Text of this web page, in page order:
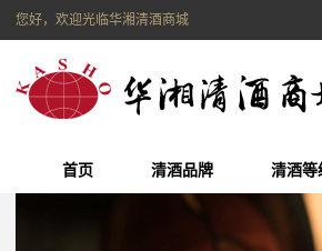
您好，欢迎光临华湘清酒商城
首页 清酒品牌 清酒等